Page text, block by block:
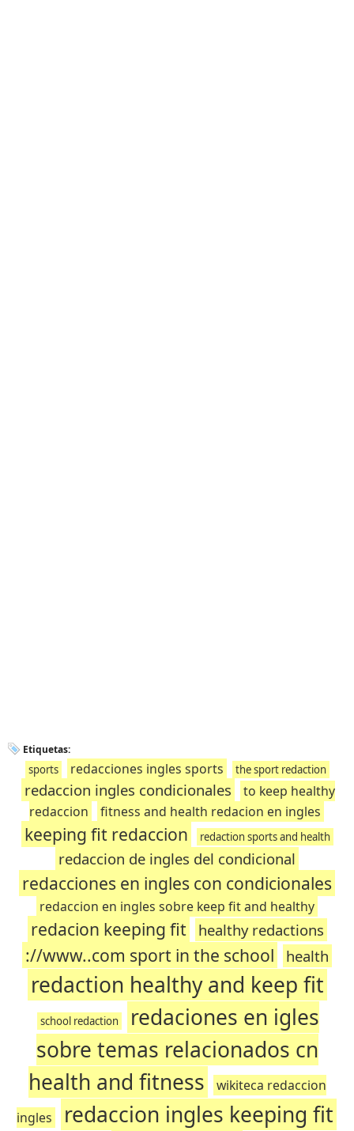
Etiquetas:
sports redacciones ingles sports the sport redaction
redaccion ingles condicionales
to keep healthy
redaccion
fitness and health redacion en ingles
keeping fit redaccion redaction sports and health
redaccion de ingles del condicional
redacciones en ingles con condicionales
redaccion en ingles sobre keep fit and healthy
redacion keeping fit healthy redactions
://www..com sport in the school health
redaction healthy and keep fit
school redaction
redaciones en igles
sobre temas relacionados cn
health and fitness
wikiteca redaccion
ingles
redaccion ingles keeping fit